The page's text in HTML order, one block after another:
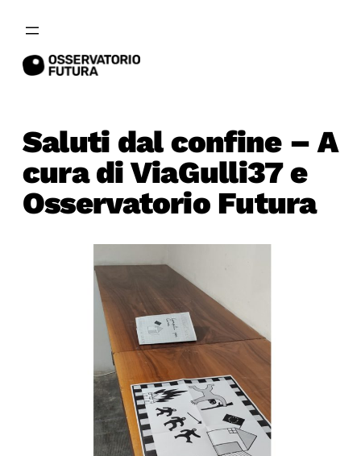
contenuto
Saluti dal confine – A
cura di ViaGulli37 e
Osservatorio Futura